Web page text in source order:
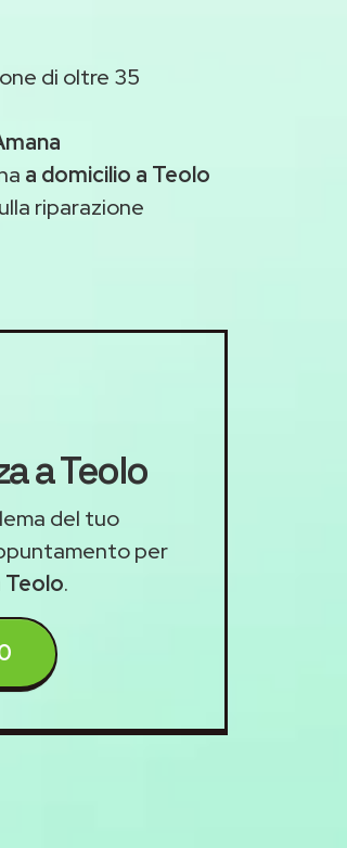
di oltre 35
a domicilio a Teolo
riparazione
a Teolo
del tuo
per
Teolo.